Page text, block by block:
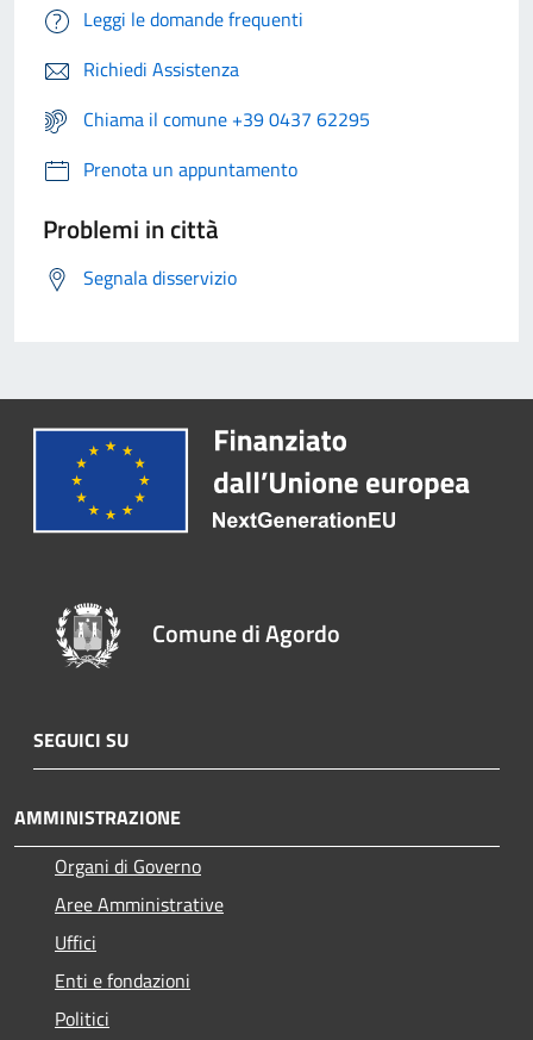
Leggi le domande frequenti
Richiedi Assistenza
Chiama il comune +39 0437 62295
Prenota un appuntamento
Problemi in città
Segnala disservizio
Comune di Agordo
SEGUICI SU
AMMINISTRAZIONE
Organi di Governo
Aree Amministrative
Uffici
Enti e fondazioni
Politici